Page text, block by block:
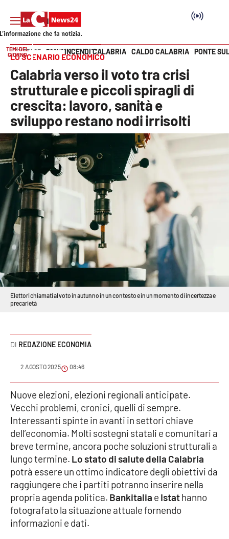
SEZIONI
Cronaca
Politica
Attualità
Economia e lavoro
Italia Mondo
Sanità
Sport
Cultura
Meteo
Editoriali
VIDEO
Ambiente
Cronaca
Cultura
Economia e Lavoro
Vai
TEMI DEL
GIORNO
INCENDI CALABRIA CALDO CALABRIA PONTE
HOME PAGE ECONOMIA E LAVORO
LO SCENARIO ECONOMICO
Calabria verso il voto tra crisi
strutturale e piccoli spiragli di
crescita: lavoro, sanità e
sviluppo restano nodi irrisolti
Elettori chiamati al voto in autunno in un contesto e in un momento di incertezza e
precarietà
REDAZIONE ECONOMIA
2 AGOSTO 2025 08:46
Nuove elezioni, elezioni regionali anticipate.
Vecchi problemi, cronici, quelli di sempre.
Interessanti spinte in avanti in settori chiave
dell’economia. Molti sostegni statali e comunitari a
breve termine, ancora poche soluzioni strutturali a
lungo termine. Lo stato di salute della Calabria
potrà essere un ottimo indicatore degli obiettivi da
raggiungere che i partiti potranno inserire nella
propria agenda politica. Bankitalia e Istathanno
fotografato la situazione attuale fornendo
informazioni e dati.